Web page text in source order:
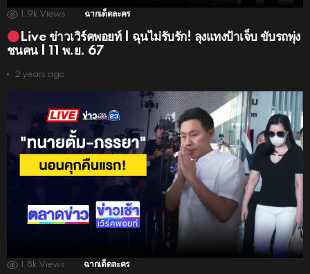
1.9k Views ฉากเด็ดละคร
Live ข่าวเวิร์คพอยท์ | ฉุนไม่รับรัก! ลุงแทงป้าเจ็บ ขับรถพุ่ง
ชนคน | 11 พ.ย. 67
2 years ago
1.8k Views ฉากเด็ดละคร